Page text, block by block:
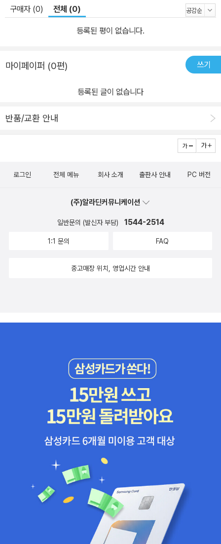
구매자 (0) 전체 (0)
등록된 평이 없습니다.
마이페이퍼 (0편) 쓰기
등록된 글이 없습니다
반품/교환 안내
로그인 전체 메뉴 회사 소개 출판사 안내 PC 버전
(주)알라딘커뮤니케이션
일반문의 (발신자 부담) 1544-2514
1:1 문의 FAQ
중고매장 위치, 영업시간 안내